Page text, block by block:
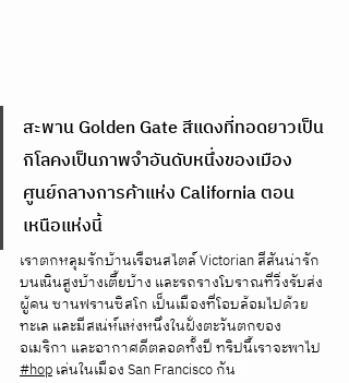
สะพาน Golden Gate สีแดงที่ทอดยาวเป็น
กิโลคงเป็นภาพจำอันดับหนึ่งของเมือง
ศูนย์กลางการค้าแห่ง California ตอน
เหนือแห่งนี้
เราตกหลุมรักบ้านเรือนสไตล์ Victorian สีสันน่ารัก
บนเนินสูงบ้างเตี้ยบ้าง และรถรางโบราณที่วิ่งรับส่ง
ผู้คน ซานฟรานซิสโก เป็นเมืองที่โอบล้อมไปด้วย
ทะเล และมีสเน่ห์แห่งหนึ่งในฝั่งตะวันตกของ
อเมริกา และอากาศดีตลอดทั้งปี ทริปนี้เราจะพาไป
#hop เล่นในเมือง San Francisco กัน